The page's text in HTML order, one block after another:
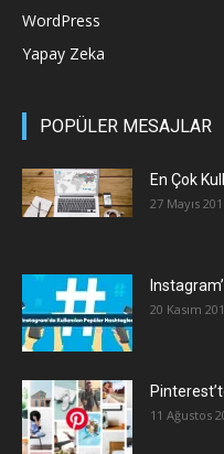
WordPress
Yapay Zeka
POPÜLER MESAJLAR
En Çok
27 Mayıs
20 Kasım
11 Ağustos